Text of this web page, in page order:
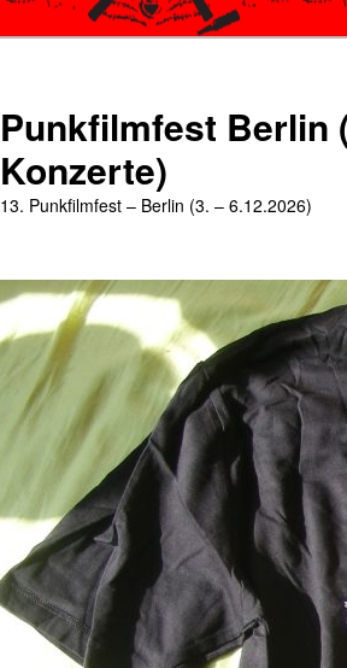
Punkfilmfest Berlin
Konzerte)
13. Punkfilmfest – Berlin (3. – 6.12.2026)